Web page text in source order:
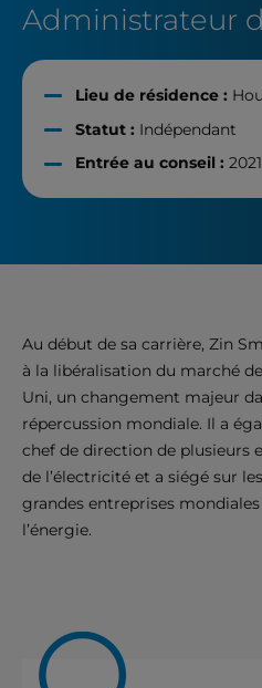
Administrateur
Lieu de résidence :
Statut : Indépendant
Entrée au conseil : 2021
Au début de sa carrière, Zin
à la libéralisation du marché
Uni, un changement majeur
répercussion mondiale. Il a
chef de direction de plusieurs
de l’électricité et a siégé sur
grandes entreprises
l’énergie.